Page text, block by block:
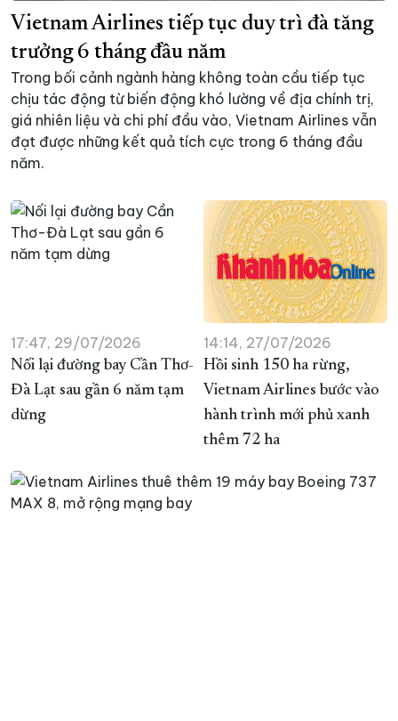
XÂY DỰNG KHÁNH HÒA TRỞ THÀNH THÀNH PHỐ TRỰC THUỘC
ĐẠI HỘI ĐẢNG CÁC CẤP TRANG CHỦ
Vietnam Airlines tiếp tục duy trì đà tăng
trưởng 6 tháng đầu năm
Trong bối cảnh ngành hàng không toàn cầu tiếp tục
chịu tác động từ biến động khó lường về địa chính trị,
giá nhiên liệu và chi phí đầu vào, Vietnam Airlines vẫn
đạt được những kết quả tích cực trong 6 tháng đầu
năm.
17:47, 29/07/2026
Nối lại đường bay Cần Thơ-
Đà Lạt sau gần 6 năm tạm
dừng
14:14, 27/07/2026
Hồi sinh 150 ha rừng,
Vietnam Airlines bước vào
hành trình mới phủ xanh
thêm 72 ha